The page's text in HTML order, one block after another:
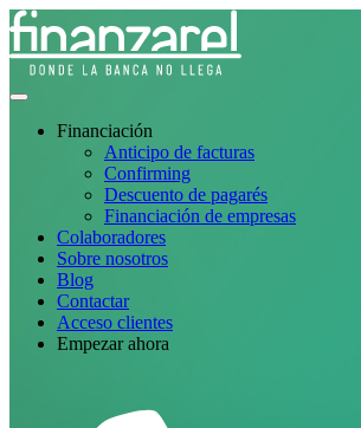
Financiación
Anticipo de facturas
Confirming
Descuento de pagarés
Financiación de empresas
Colaboradores
Sobre nosotros
Blog
Contactar
Acceso clientes
Empezar ahora